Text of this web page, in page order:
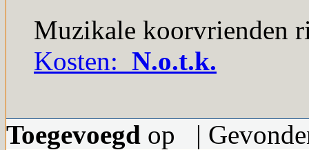
Muzikale koorvrienden
Kosten: N.o.t.k.
Toegevoegd op |